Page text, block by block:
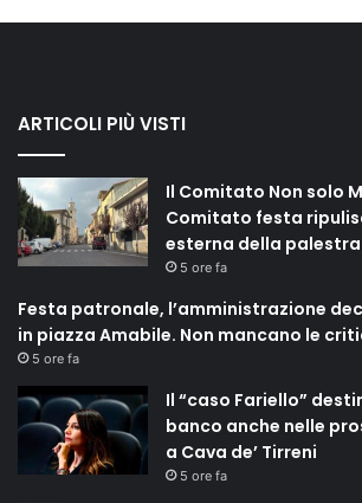
ARTICOLI PIÙ VISTI
Il Comitato Non solo
Comitato festa
esterna della palestra
5 ore fa
Festa patronale, l’amministrazione
in piazza Amabile. Non mancano le
5 ore fa
Il “caso Fariello”
banco anche nelle
a Cava de’ Tirreni
5 ore fa